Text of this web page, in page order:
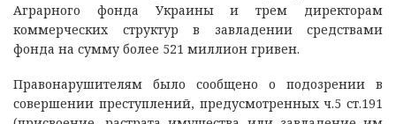
Аграрного фонда Украины и трем директорам
коммерческих структур в завладении средствами
фонда на сумму более 521 миллион гривен.
Правонарушителям было сообщено о подозрении в
совершении преступлений, предусмотренных ч.5 ст.191